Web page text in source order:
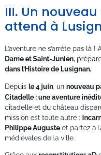
III. Un
attend à
L’aventure ne s’arrête pas là
Dame et Saint-Junien,
dans l’Histoire de Lusignan.
Depuis le 4 juin , un nouveau
Citadelle : une aventure
citadelle et du château
mission est toute autre :
Philippe Auguste et partez à
médiévales de la ville.